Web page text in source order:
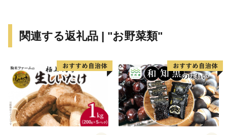
印南町では、1億円事業として人材育成のため「かえる
推進事業」を財源に全国に類を見ない「かえる」をテー
マとしたユニークな橋（かえる橋）を建設しました。多
くの人々を招き入れ、町発展への願いを込めたもので
す。『努力、忍耐、飛躍』を象徴する ”柳に跳びつくか
える”（小野道風）をイメージし、「考える」「人をか
関連する返礼品 | "お野菜類"